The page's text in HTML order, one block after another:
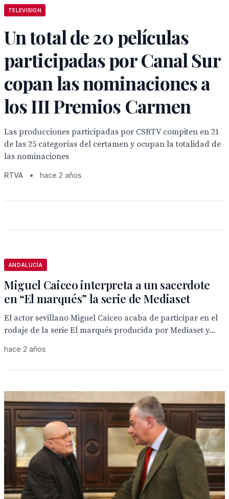
TELEVISION
Un total de 20 películas
participadas por Canal Sur
copan las nominaciones a
los III Premios Carmen
Las producciones participadas por CSRTV compiten en 21
de las 25 categorías del certamen y ocupan la totalidad de
las nominaciones
RTVA • hace 2 años
ANDALUCÍA
Miguel Caiceo interpreta a un sacerdote
en “El marqués” la serie de Mediaset
El actor sevillano Miguel Caiceo acaba de participar en el
rodaje de la serie El marqués producida por Mediaset y...
hace 2 años